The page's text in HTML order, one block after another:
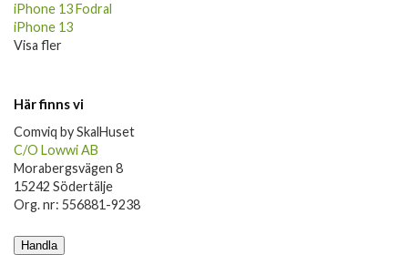
iPhone 13 Fodral
iPhone 13
Visa fler
Här finns vi
Comviq by SkalHuset
C/O Lowwi AB
Morabergsvägen 8
15242 Södertälje
Org. nr: 556881-9238
Handla